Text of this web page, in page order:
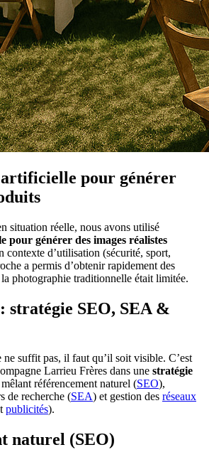
pour générer
situation réelle, nous avons utilisé
pour générer des images réalistes
contexte d’utilisation (sécurité, sport,
a permis d’obtenir rapidement des
photographie traditionnelle était limitée.
stratégie SEO, SEA &
suffit pas, il faut qu’il soit visible. C’est
Larrieu Frères dans une stratégie
mêlant référencement naturel (SEO),
de recherche (SEA) et gestion des réseaux
publicités).
naturel (SEO)